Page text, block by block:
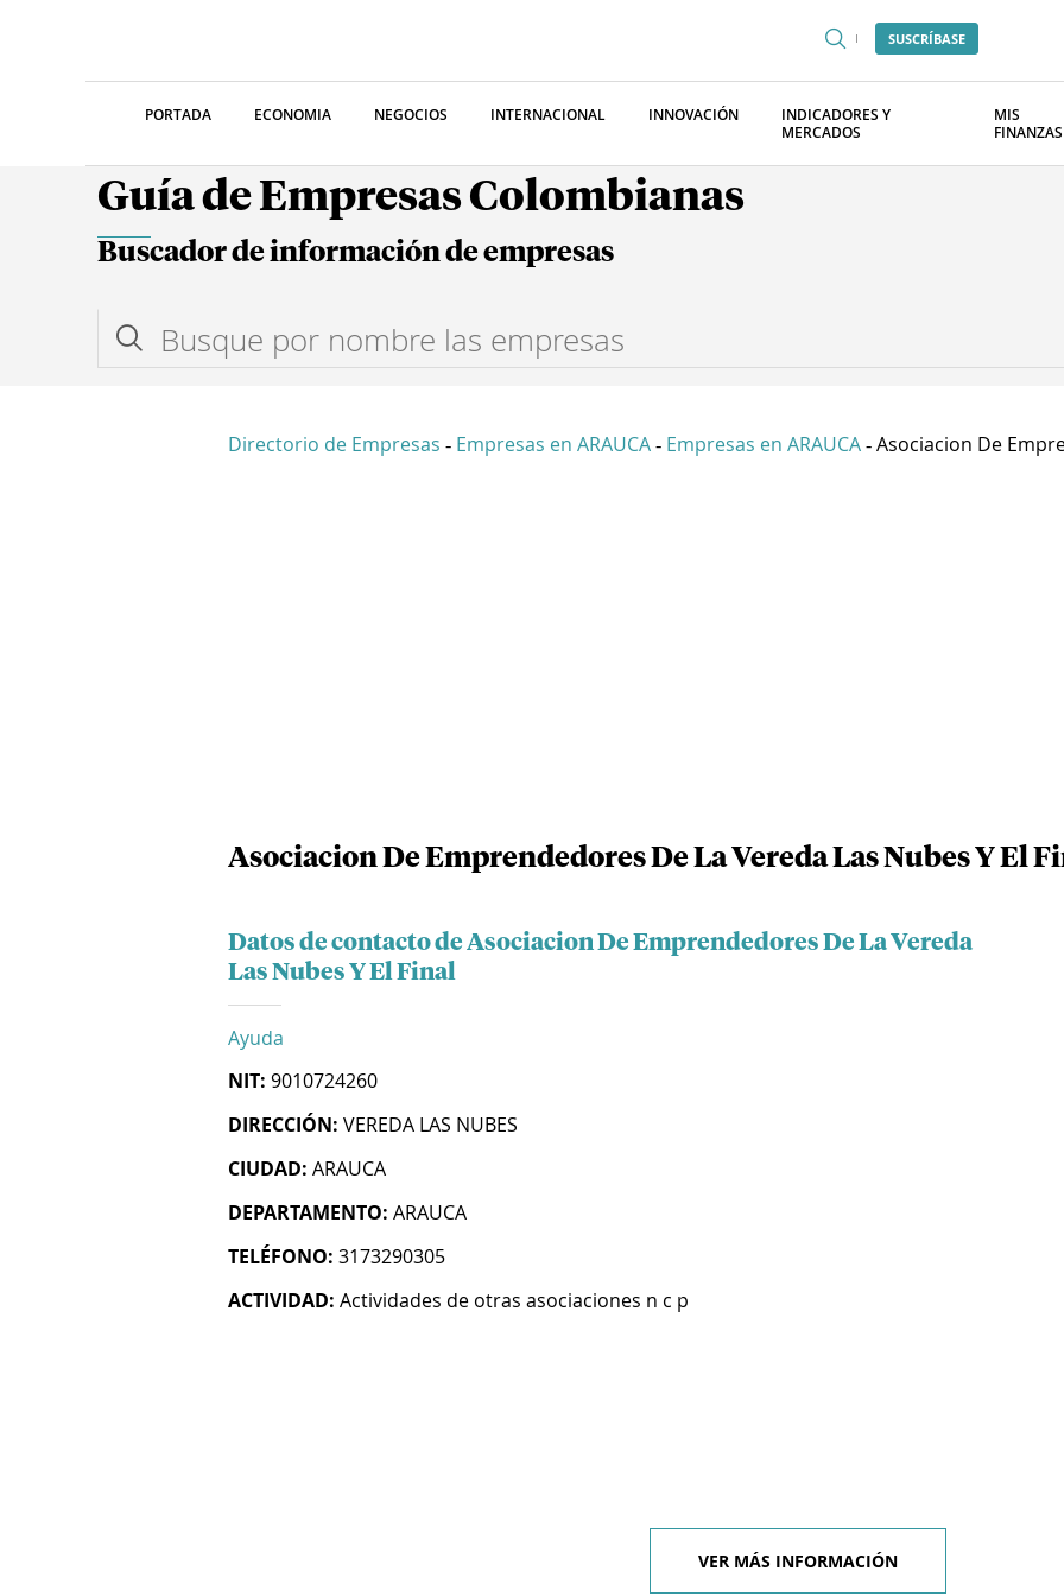
SUSCRÍBASE
PORTADA ECONOMIA NEGOCIOS INTERNACIONAL INNOVACIÓN
INDICADORES Y
MERCADOS
MIS
FINANZAS
Guía de Empresas Colombianas
Buscador de información de empresas
Directorio de Empresas - Empresas en ARAUCA - Empresas en ARAUCA - Asociacion De
Asociacion De Emprendedores De La Vereda Las Nubes Y El
Datos de contacto de Asociacion De Emprendedores De La Vereda
Las Nubes Y El Final
Ayuda
NIT: 9010724260
DIRECCIÓN: VEREDA LAS NUBES
CIUDAD: ARAUCA
DEPARTAMENTO: ARAUCA
TELÉFONO: 3173290305
ACTIVIDAD: Actividades de otras asociaciones n c p
VER MÁS INFORMACIÓN